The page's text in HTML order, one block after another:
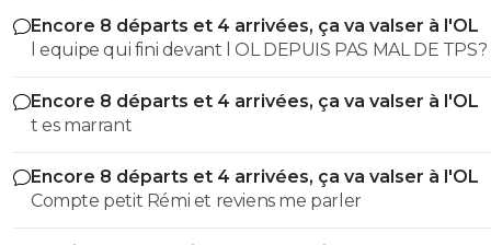
Encore 8 départs et 4 arrivées, ça va valser à l'OL
l equipe qui fini devant l OL DEPUIS PAS MAL DE TPS? lol. t
es tro malin toi
Encore 8 départs et 4 arrivées, ça va valser à l'OL
t es marrant
Encore 8 départs et 4 arrivées, ça va valser à l'OL
Compte petit Rémi et reviens me parler